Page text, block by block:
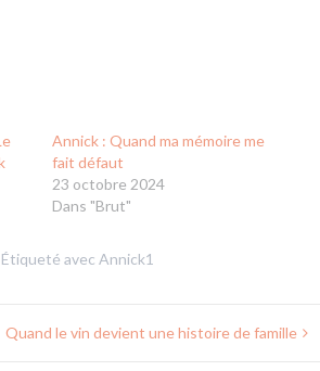
Annick : Quand ma mémoire me
fait défaut
23 octobre 2024
Dans "Brut"
Étiqueté avec Annick1
Quand le vin devient une histoire de famille